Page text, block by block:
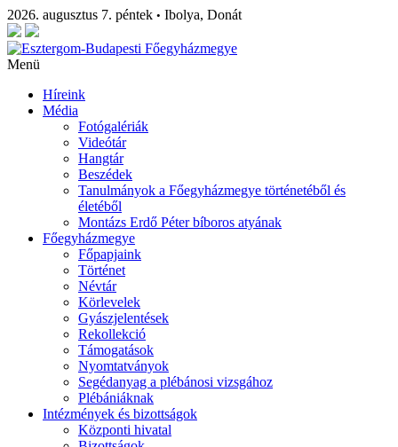
2026. augusztus 7. péntek • Ibolya, Donát
Menü
Híreink
Média
Fotógalériák
Videótár
Hangtár
Beszédek
Tanulmányok a Főegyházmegye történetéből és
életéből
Montázs Erdő Péter bíboros atyának
Főegyházmegye
Főpapjaink
Történet
Névtár
Körlevelek
Gyászjelentések
Rekollekció
Támogatások
Nyomtatványok
Segédanyag a plébánosi vizsgához
Plébániáknak
Intézmények és bizottságok
Központi hivatal